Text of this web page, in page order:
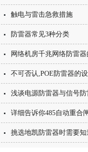
触电与雷击急救措施
防雷器常见3种分类